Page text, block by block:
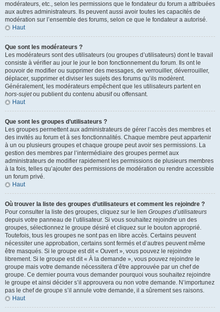
modérateurs, etc., selon les permissions que le fondateur du forum a attribuées
aux autres administrateurs. Ils peuvent aussi avoir toutes les capacités de
modération sur l’ensemble des forums, selon ce que le fondateur a autorisé.
Haut
Que sont les modérateurs ?
Les modérateurs sont des utilisateurs (ou groupes d’utilisateurs) dont le travail
consiste à vérifier au jour le jour le bon fonctionnement du forum. Ils ont le
pouvoir de modifier ou supprimer des messages, de verrouiller, déverrouiller,
déplacer, supprimer et diviser les sujets des forums qu’ils modèrent.
Généralement, les modérateurs empêchent que les utilisateurs partent en
hors-sujetou publient du contenu abusif ou offensant.
Haut
Que sont les groupes d’utilisateurs ?
Les groupes permettent aux administrateurs de gérer l’accès des membres et
des invités au forum et à ses fonctionnalités. Chaque membre peut appartenir
à un ou plusieurs groupes et chaque groupe peut avoir ses permissions. La
gestion des membres par l’intermédiaire des groupes permet aux
administrateurs de modifier rapidement les permissions de plusieurs membres
à la fois, telles qu’ajouter des permissions de modération ou rendre accessible
un forum privé.
Haut
Où trouver la liste des groupes d’utilisateurs et comment les rejoindre ?
Pour consulter la liste des groupes, cliquez sur le lien Groupes d’utilisateurs
depuis votre panneau de l’utilisateur. Si vous souhaitez rejoindre un des
groupes, sélectionnez le groupe désiré et cliquez sur le bouton approprié.
Toutefois, tous les groupes ne sont pas en libre accès. Certains peuvent
nécessiter une approbation, certains sont fermés et d’autres peuvent même
être masqués. Si le groupe est dit « Ouvert », vous pouvez le rejoindre
librement. Si le groupe est dit « À la demande », vous pouvez rejoindre le
groupe mais votre demande nécessitera d’être approuvée par un chef de
groupe. Ce dernier pourra vous demander pourquoi vous souhaitez rejoindre
le groupe et ainsi décider s’il approuvera ou non votre demande. N’importunez
pas le chef de groupe s’il annule votre demande, il a sûrement ses raisons.
Haut